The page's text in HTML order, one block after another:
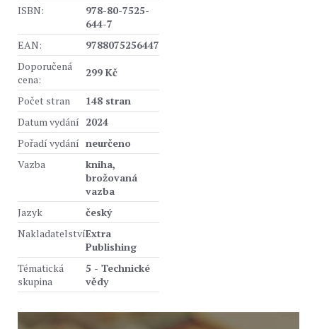
ISBN:
978-80-7525-
644-7
EAN:
9788075256447
Doporučená
cena:
299 Kč
Počet stran
148 stran
Datum vydání 2024
Pořadí vydání neurčeno
Vazba
kniha,
brožovaná
vazba
Jazyk
český
NakladatelstvíExtra
Publishing
Tématická
skupina
5 - Technické
vědy